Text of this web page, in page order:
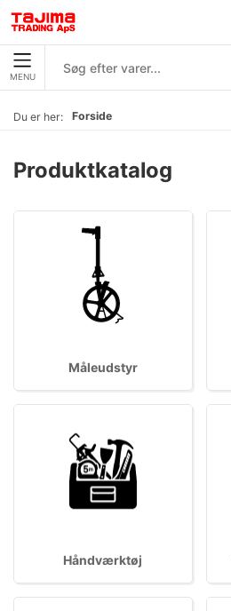
MENU
Du er her: Forside
Produktkatalog
Måleudstyr
Håndværktøj